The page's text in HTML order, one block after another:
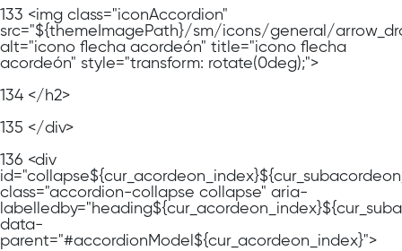
133 <img class="iconAccordion"
src="${themeImagePath}/sm/icons/general/
alt="icono flecha acordeón" title="icono flecha
acordeón" style="transform: rotate(0deg);">
134 </h2>
135 </div>
136 <div
class="accordion-collapse collapse" aria-
data-
parent="#accordionModel${cur_acordeon_index}">